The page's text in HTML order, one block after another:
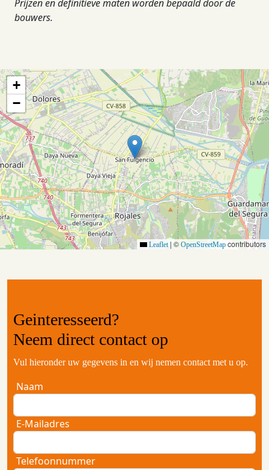
Prijzen en definitieve maten worden bepaald door de
bouwers.
+
−
Leaflet | © OpenStreetMap contributors
Geinteresseerd?
Neem direct contact op
Vul hieronder uw gegevens in en wij nemen contact met u op.
Naam
E-Mailadres
Telefoonnummer